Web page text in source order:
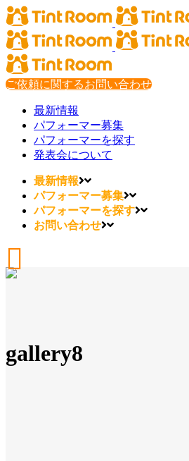
ご依頼に関するお問い合わせ
最新情報
パフォーマー募集
パフォーマーを探す
発表会について
最新情報
パフォーマー募集
パフォーマーを探す
お問い合わせ
gallery8